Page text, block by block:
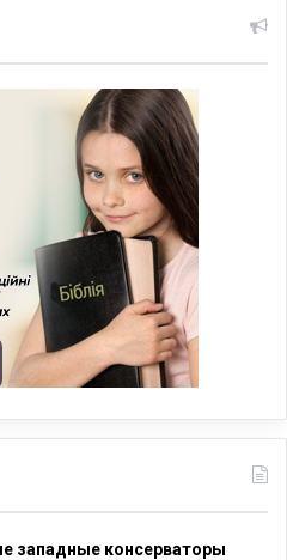
западные консерваторы